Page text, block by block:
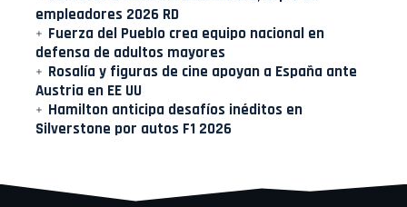
empleadores 2026 RD
Fuerza del Pueblo crea equipo nacional en
defensa de adultos mayores
Rosalía y figuras de cine apoyan a España ante
Austria en EE UU
Hamilton anticipa desafíos inéditos en
Silverstone por autos F1 2026